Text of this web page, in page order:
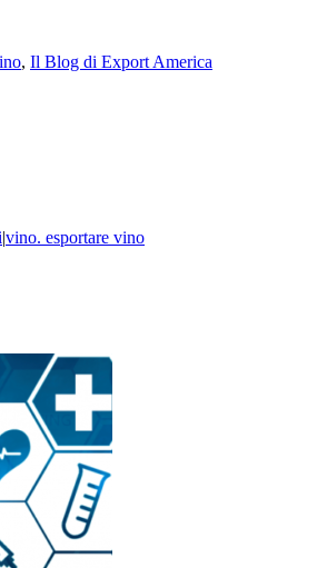
, Il Blog di Export America
|vino. esportare vino